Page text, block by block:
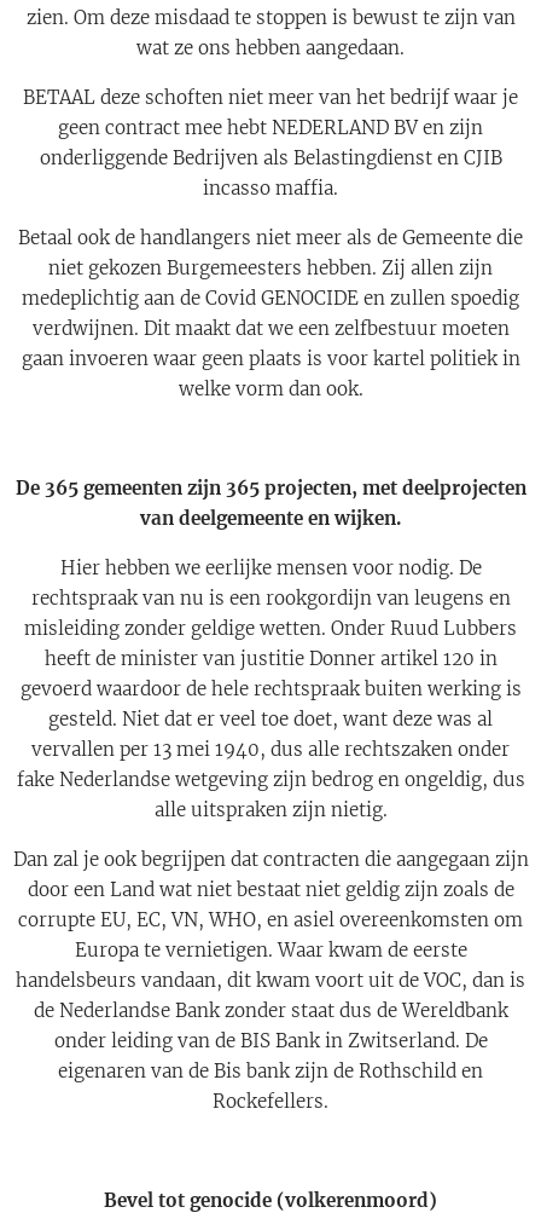
zien. Om deze misdaad te stoppen is bewust te zijn van
wat ze ons hebben aangedaan.
BETAAL deze schoften niet meer van het bedrijf waar je
geen contract mee hebt NEDERLAND BV en zijn
onderliggende Bedrijven als Belastingdienst en CJIB
incasso maffia.
Betaal ook de handlangers niet meer als de Gemeente die
niet gekozen Burgemeesters hebben. Zij allen zijn
medeplichtig aan de Covid GENOCIDE en zullen spoedig
verdwijnen. Dit maakt dat we een zelfbestuur moeten
gaan invoeren waar geen plaats is voor kartel politiek in
welke vorm dan ook.
De 365 gemeenten zijn 365 projecten, met deelprojecten
van deelgemeente en wijken.
Hier hebben we eerlijke mensen voor nodig. De
rechtspraak van nu is een rookgordijn van leugens en
misleiding zonder geldige wetten. Onder Ruud Lubbers
heeft de minister van justitie Donner artikel 120 in
gevoerd waardoor de hele rechtspraak buiten werking is
gesteld. Niet dat er veel toe doet, want deze was al
vervallen per 13 mei 1940, dus alle rechtszaken onder
fake Nederlandse wetgeving zijn bedrog en ongeldig, dus
alle uitspraken zijn nietig.
Dan zal je ook begrijpen dat contracten die aangegaan zijn
door een Land wat niet bestaat niet geldig zijn zoals de
corrupte EU, EC, VN, WHO, en asiel overeenkomsten om
Europa te vernietigen. Waar kwam de eerste
handelsbeurs vandaan, dit kwam voort uit de VOC, dan is
de Nederlandse Bank zonder staat dus de Wereldbank
onder leiding van de BIS Bank in Zwitserland. De
eigenaren van de Bis bank zijn de Rothschild en
Rockefellers.
Bevel tot genocide (volkerenmoord)